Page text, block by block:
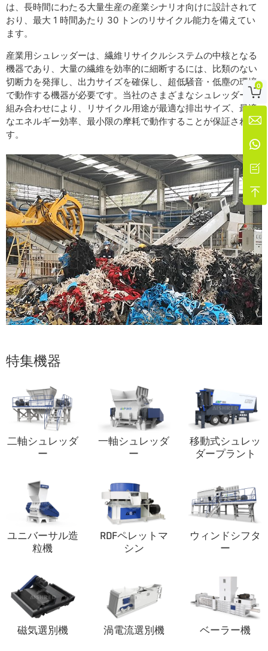
は、長時間にわたる大量生産の産業シナリオ向けに設計されて
おり、最大 1 時間あたり 30 トンのリサイクル能力を備えてい
ます。
産業用シュレッダーは、繊維リサイクルシステムの中核となる
機器であり、大量の繊維を効率的に細断するには、比類のない
切断力を発揮し、出力サイズを確保し、超低騒音・低塵の環境
で動作する機器が必要です。当社のさまざまなシュレッダーの
組み合わせにより、リサイクル用途が最適な排出サイズ、最適
なエネルギー効率、最小限の摩耗で動作することが保証されま
す。
特集機器
二軸シュレッダ
ー
一軸シュレッダ
ー
移動式シュレッ
ダープラント
ユニバーサル造
粒機
RDFペレットマ
シン
ウィンドシフタ
ー
磁気選別機 渦電流選別機 ベーラー機

0



